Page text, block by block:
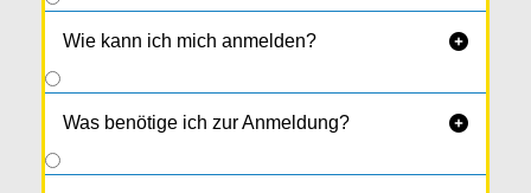
Frühestensab 17,5 Jahren.
Wie kann ich mich anmelden?

Was benötige ich zur Anmeldung? 